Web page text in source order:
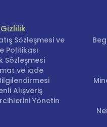
Gizlilik
Sözleşmesi ve
Politikası
Sözleşmesi
ve iade
Alışveriş
Yönetin